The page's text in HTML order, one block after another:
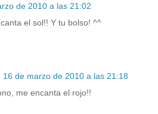
de 2010 a las 21:02
el sol!! Y tu bolso! ^^
16 de marzo de 2010 a las 21:18
me encanta el rojo!!